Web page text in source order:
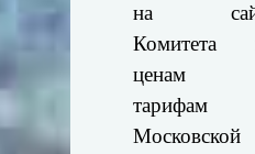
на
Комитета
ценам
тарифам
Московской